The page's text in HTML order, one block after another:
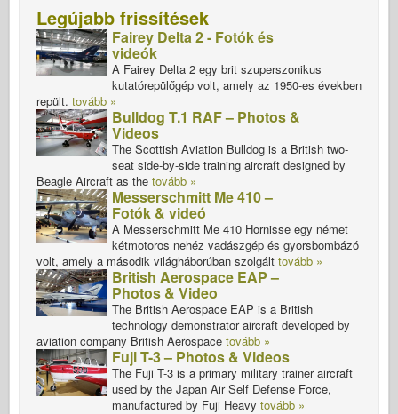
Legújabb frissítések
Fairey Delta 2 - Fotók és
videók
A Fairey Delta 2 egy brit szuperszonikus
kutatórepülőgép volt, amely az 1950-es években
repült. tovább »
Bulldog T.1 RAF – Photos &
Videos
The Scottish Aviation Bulldog is a British two-
seat side-by-side training aircraft designed by
Beagle Aircraft as the tovább »
Messerschmitt Me 410 –
Fotók & videó
A Messerschmitt Me 410 Hornisse egy német
kétmotoros nehéz vadászgép és gyorsbombázó
volt, amely a második világháborúban szolgált tovább »
British Aerospace EAP –
Photos & Video
The British Aerospace EAP is a British
technology demonstrator aircraft developed by
aviation company British Aerospace tovább »
Fuji T-3 – Photos & Videos
The Fuji T-3 is a primary military trainer aircraft
used by the Japan Air Self Defense Force,
manufactured by Fuji Heavy tovább »